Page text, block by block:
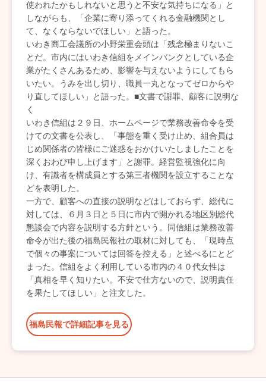
使われたかもしれないと思うと不安な気持ちになる」と
しながらも、「企業に寄り添ってくれる金融機関とし
て、なくならないでほしい」と語った。
いわき商工会議所の小野栄重会頭は「残念極まりないこ
とだ。市内にはいわき信組をメインバンクとしている企
業がたくさんあるため、影響を与えないようにしてもら
いたい。うみを出し切り、職員一丸となってゼロからや
り直してほしい」と語った。■文書で謝罪、顧客に説明な
く
いわき信組は２９日、ホームページで業務改善命令を受
けての文書を公表し、「事態を重く受け止め、組合員は
じめ関係者の皆様にご迷惑をおかけいたしましたことを
深くおわび申し上げます」と謝罪。経営監視強化に向
け、有識者を構成員とする第三者機関を設立することな
どを表明した。
一方で、顧客への直接の説明などはしておらず、総代に
対しては、６月３日と５日に市内で開かれる地区別総代
懇談会で内容を説明する方針という。同信組は業務改善
命令が出た後の福島民報社の取材に対しても、「現時点
で個々の事案については回答を控える」と述べるにとど
まった。信組をよく利用している市内の４０代女性は
「真相を早く知りたい。不安で仕方ないので、説明責任
を果たしてほしい」と注文した。
福島民報で詳細記事を見る